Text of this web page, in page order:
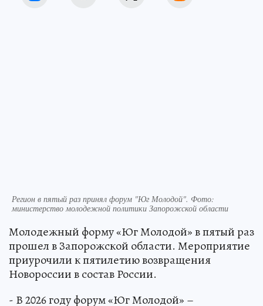
Регион в пятый раз принял форум "Юг Молодой". Фото:
министерство молодежной политики Запорожской области
Молодежный форму «Юг Молодой» в пятый раз
прошел в Запорожской области. Мероприятие
приурочили к пятилетию возвращения
Новороссии в состав России.
- В 2026 году форум «Юг Молодой» –